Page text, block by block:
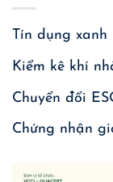
Tín dụng xanh
Kiểm kê khí
Chuyển đổi
Chứng nhận